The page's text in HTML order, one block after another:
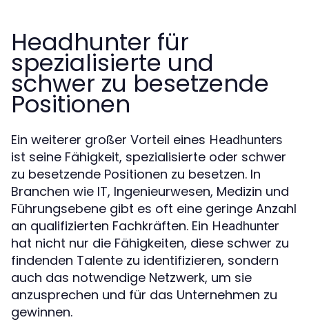
Headhunter für
spezialisierte und
schwer zu besetzende
Positionen
Ein weiterer großer Vorteil eines Headhunters
ist seine Fähigkeit, spezialisierte oder schwer
zu besetzende Positionen zu besetzen. In
Branchen wie IT, Ingenieurwesen, Medizin und
Führungsebene gibt es oft eine geringe Anzahl
an qualifizierten Fachkräften. Ein Headhunter
hat nicht nur die Fähigkeiten, diese schwer zu
findenden Talente zu identifizieren, sondern
auch das notwendige Netzwerk, um sie
anzusprechen und für das Unternehmen zu
gewinnen.